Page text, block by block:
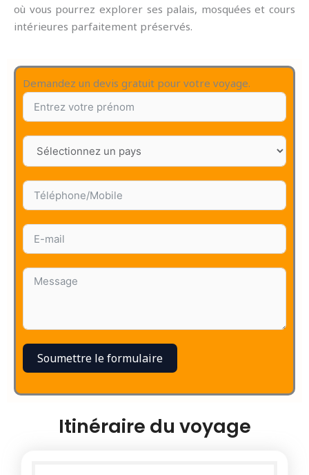
où vous pourrez explorer ses palais, mosquées et cours
intérieures parfaitement préservés.
Demandez un devis gratuit pour votre voyage.
Soumettre le formulaire
Itinéraire du voyage